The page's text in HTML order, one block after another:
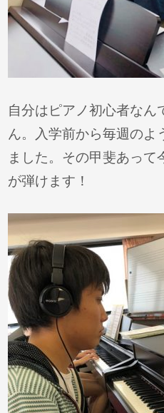
自分はピアノ初心者なん
ん。入学前から毎週のよ
ました。その甲斐あって
が弾けます！